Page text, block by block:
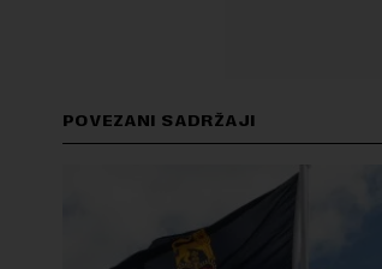
POVEZANI SADRŽAJI